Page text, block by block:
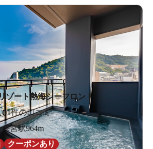
ゾート熱海シーフロント
1件の口コミ
宮駅964m
クーポンあり